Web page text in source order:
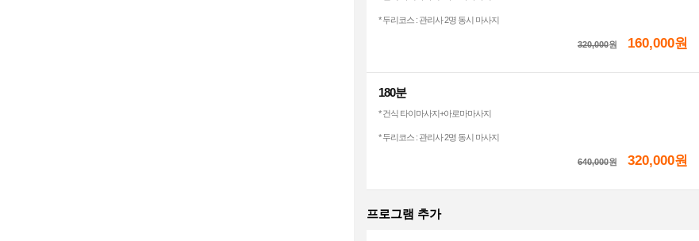
* 두리코스 : 관리사 2명 동시 마사지
320,000원 160,000원
180분
* 건식 타이마사지+아로마마사지
* 두리코스 : 관리사 2명 동시 마사지
640,000원 320,000원
프로그램 추가